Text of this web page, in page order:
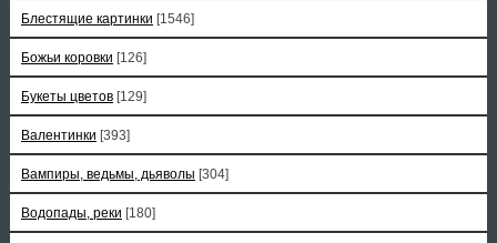
Блестящие картинки [1546]
Божьи коровки [126]
Букеты цветов [129]
Валентинки [393]
Вампиры, ведьмы, дьяволы [304]
Водопады, реки [180]